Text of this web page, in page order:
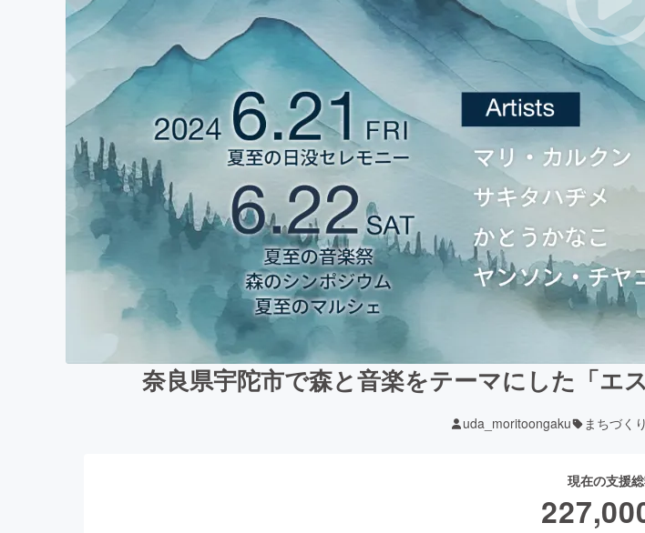
奈良県宇陀市で森と音楽をテーマにした「エ
uda_moritoongaku まちづく
現在の支援